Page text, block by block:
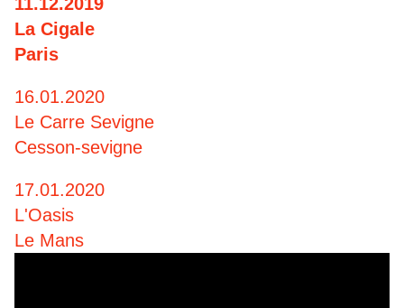
La Cigale
Paris
16.01.2020
Le Carre Sevigne
Cesson-sevigne
17.01.2020
L'Oasis
Le Mans